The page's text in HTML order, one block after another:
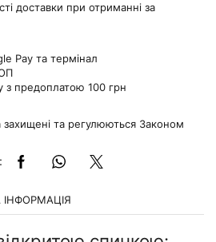
доставки при отриманні за
Pay та термінал
з предоплатою 100 грн
захищені та регулюються Законом